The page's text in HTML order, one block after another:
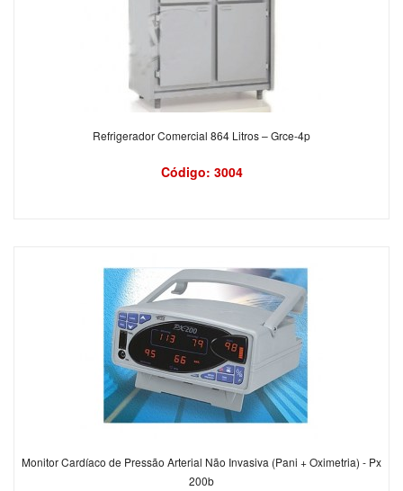
Refrigerador Comercial 864 Litros – Grce-4p
Código: 3004
Monitor Cardíaco de Pressão Arterial Não Invasiva (Pani + Oximetria) - Px
200b